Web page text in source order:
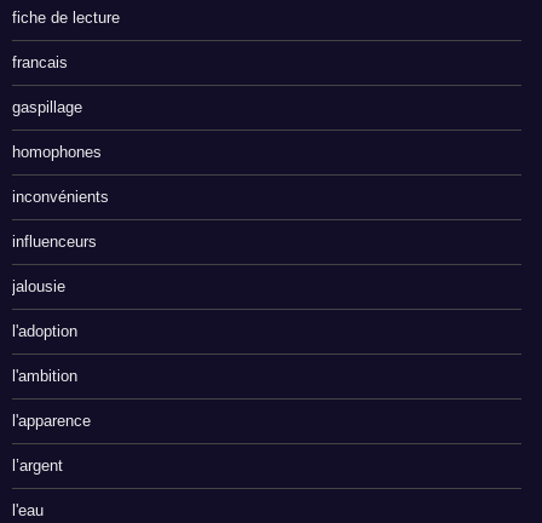
fiche de lecture
francais
gaspillage
homophones
inconvénients
influenceurs
jalousie
l'adoption
l'ambition
l'apparence
l’argent
l'eau